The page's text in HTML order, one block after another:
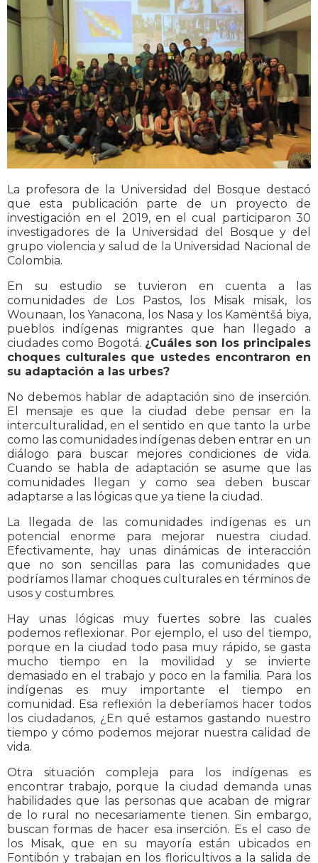
La profesora de la Universidad del Bosque destacó
que esta publicación parte de un proyecto de
investigación en el 2019, en el cual participaron 30
investigadores de la Universidad del Bosque y del
grupo violencia y salud de la Universidad Nacional de
Colombia.
En su estudio se tuvieron en cuenta a las
comunidades de Los Pastos, los Misak misak, los
Wounaan, los Yanacona, los Nasa y los Kamëntšá biya,
pueblos indígenas migrantes que han llegado a
ciudades como Bogotá. ¿Cuáles son los principales
choques culturales que ustedes encontraron en
su adaptación a las urbes?
No debemos hablar de adaptación sino de inserción.
El mensaje es que la ciudad debe pensar en la
interculturalidad, en el sentido en que tanto la urbe
como las comunidades indígenas deben entrar en un
diálogo para buscar mejores condiciones de vida.
Cuando se habla de adaptación se asume que las
comunidades llegan y como sea deben buscar
adaptarse a las lógicas que ya tiene la ciudad.
La llegada de las comunidades indígenas es un
potencial enorme para mejorar nuestra ciudad.
Efectivamente, hay unas dinámicas de interacción
que no son sencillas para las comunidades que
podríamos llamar choques culturales en términos de
usos y costumbres.
Hay unas lógicas muy fuertes sobre las cuales
podemos reflexionar. Por ejemplo, el uso del tiempo,
porque en la ciudad todo pasa muy rápido, se gasta
mucho tiempo en la movilidad y se invierte
demasiado en el trabajo y poco en la familia. Para los
indígenas es muy importante el tiempo en
comunidad. Esa reflexión la deberíamos hacer todos
los ciudadanos, ¿En qué estamos gastando nuestro
tiempo y cómo podemos mejorar nuestra calidad de
vida.
Otra situación compleja para los indígenas es
encontrar trabajo, porque la ciudad demanda unas
habilidades que las personas que acaban de migrar
de lo rural no necesariamente tienen. Sin embargo,
buscan formas de hacer esa inserción. Es el caso de
los Misak, que en su mayoría están ubicados en
Fontibón y trabajan en los floricultivos a la salida de